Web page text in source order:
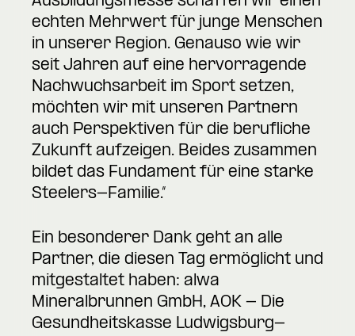
echten Mehrwert für junge Menschen
in unserer Region. Genauso wie wir
seit Jahren auf eine hervorragende
Nachwuchsarbeit im Sport setzen,
möchten wir mit unseren Partnern
auch Perspektiven für die berufliche
Zukunft aufzeigen. Beides zusammen
bildet das Fundament für eine starke
Steelers-Familie.“
Ein besonderer Dank geht an alle
Partner, die diesen Tag ermöglicht und
mitgestaltet haben: alwa
Mineralbrunnen GmbH, AOK - Die
Gesundheitskasse Ludwigsburg-